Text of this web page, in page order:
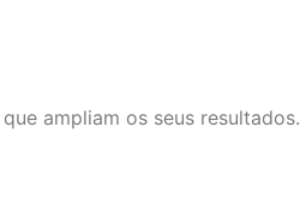
ampliam os seus resultados.